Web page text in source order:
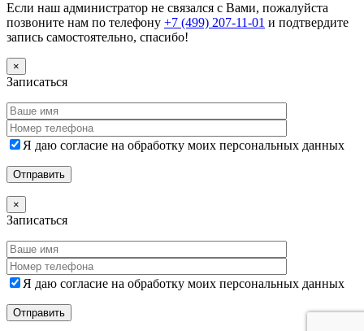
Если наш администратор не связался с Вами, пожалуйста
позвоните нам по телефону +7 (499) 207-11-01 и подтвердите
запись самостоятельно, спасибо!
×
Записаться
Я даю согласие на обработку моих персональных данных
×
Записаться
Я даю согласие на обработку моих персональных данных